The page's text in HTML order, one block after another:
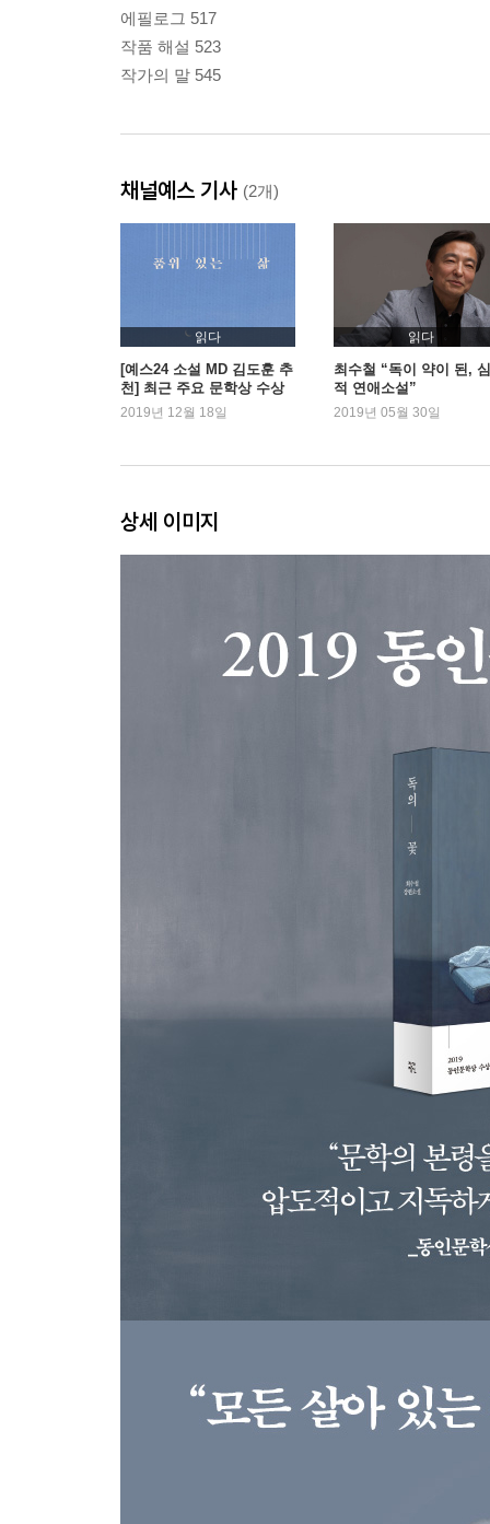
에필로그 517
작품 해설 523
작가의 말 545
채널예스 기사 (2개)
읽다
[예스24 소설 MD 김도훈 추
천] 최근 주요 문학상 수상
작 특집
2019년 12월 18일
읽다
최수철 “독이 약이 된,
적 연애소설”
2019년 05월 30일
상세 이미지